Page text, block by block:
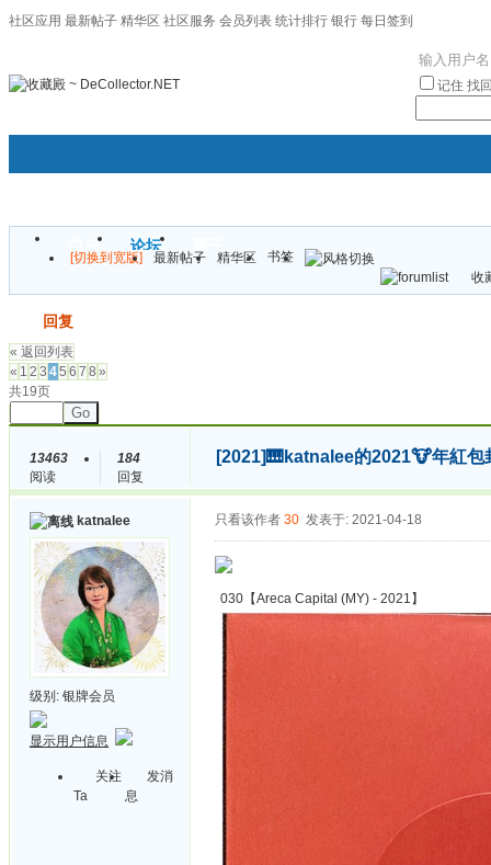
社区应用 最新帖子 精华区 社区服务 会员列表 统计排行 银行 每日签到
记住 找
门户 论坛
[切换到宽版] 最新帖子 精华区
书签
收
回复
« 返回列表
« 1 2 3 45 6 7 8 »
共19页
Go
13463
阅读
184
回复
[2021]🎹katnalee的2021🐮年紅包
katnalee
级别: 银牌会员
显示用户信息
关注
Ta
发消
息
只看该作者 30 发表于: 2021-04-18
030【Areca Capital (MY) - 2021】